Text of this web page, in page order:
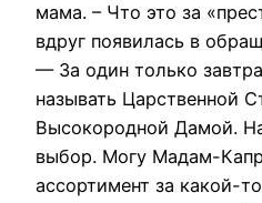
мама. – Что это за
вдруг появилась в
— За один только
называть Царственной
Высокородной Дамой.
выбор. Могу Мадам-
ассортимент за какой-